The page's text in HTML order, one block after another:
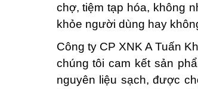
chợ, tiệm tạp hóa, không
khỏe người dùng hay
Công ty CP XNK A Tuấn
chúng tôi cam kết sản
nguyên liệu sạch, được